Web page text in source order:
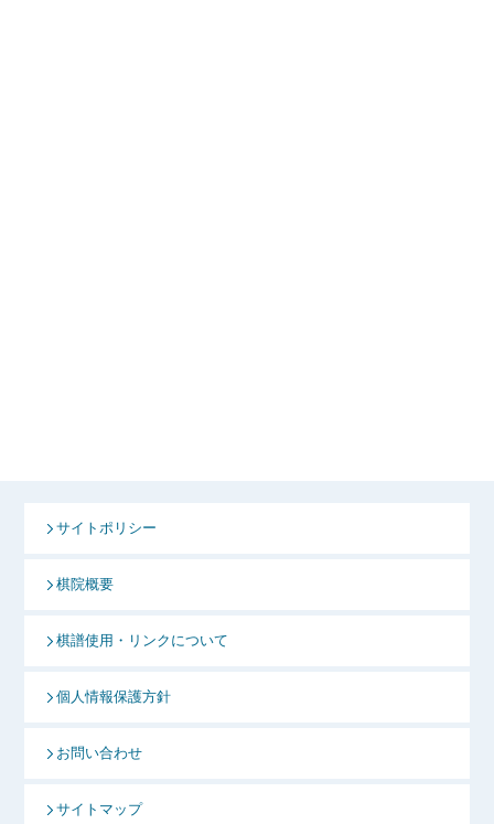
サイトポリシー
棋院概要
棋譜使用・リンクについて
個人情報保護方針
お問い合わせ
サイトマップ